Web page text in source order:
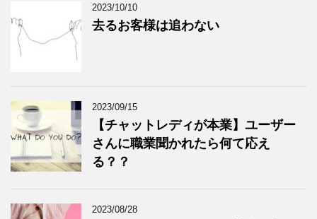
2023/10/10
去るお客様は追わない
2023/09/15
【チャットレディが本業】ユーザー
さんに職業聞かれたら何て応え
る？？
2023/08/28